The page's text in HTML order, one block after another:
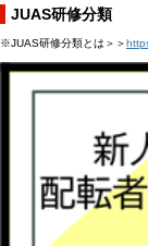
JUAS研修分類
※JUAS研修分類とは＞＞